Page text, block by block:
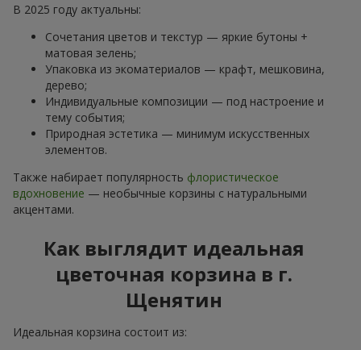
В 2025 году актуальны:
Сочетания цветов и текстур — яркие бутоны +
матовая зелень;
Упаковка из экоматериалов — крафт, мешковина,
дерево;
Индивидуальные композиции — под настроение и
тему события;
Природная эстетика — минимум искусственных
элементов.
Также набирает популярность флористическое
вдохновение — необычные корзины с натуральными
акцентами.
Как выглядит идеальная
цветочная корзина в г.
Щенятин
Идеальная корзина состоит из: